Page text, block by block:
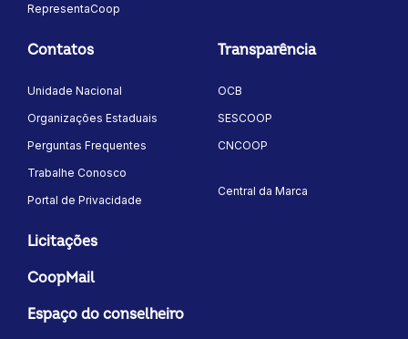
RepresentaCoop
Contatos
Unidade Nacional
Organizações Estaduais
Perguntas Frequentes
Trabalhe Conosco
Portal de Privacidade
Transparência
OCB
SESCOOP
CNCOOP
Central da Marca
Licitações
CoopMail
Espaço do conselheiro